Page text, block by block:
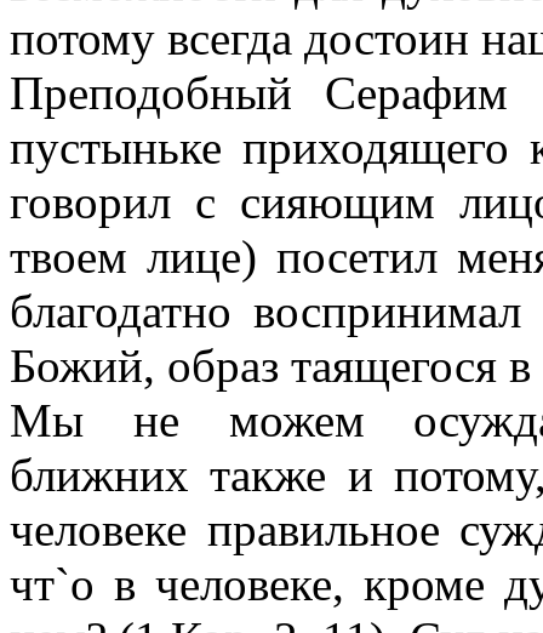
потому всегда достоин
Преподобный Серафим
пустыньке
говорил с сияющим
твоем лице) посетил
благодатно
Божий, образ таящегося
Мы не можем
ближних также и
человеке правильное
чт`о в человеке, кроме